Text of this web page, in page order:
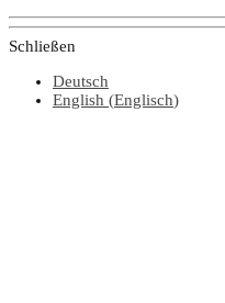
Schließen
Deutsch
English (Englisch)